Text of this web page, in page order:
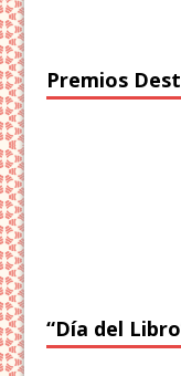
Premios
“Día del